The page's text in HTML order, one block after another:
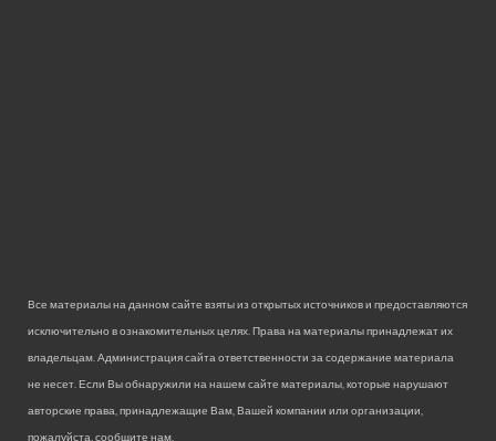
Все материалы на данном сайте взяты из открытых источников и предоставляются
исключительно в ознакомительных целях. Права на материалы принадлежат их
владельцам. Администрация сайта ответственности за содержание материала
не несет. Если Вы обнаружили на нашем сайте материалы, которые нарушают
авторские права, принадлежащие Вам, Вашей компании или организации,
пожалуйста, сообщите нам.